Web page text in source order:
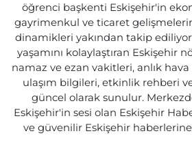
öğrenci başkenti Eskişehir'in
gayrimenkul ve ticaret
dinamikleri yakından takip
yaşamını kolaylaştıran Eskişehir
namaz ve ezan vakitleri, anlık
ulaşım bilgileri, etkinlik rehberi
güncel olarak sunulur.
Eskişehir'in sesi olan Eskişehir
ve güvenilir Eskişehir